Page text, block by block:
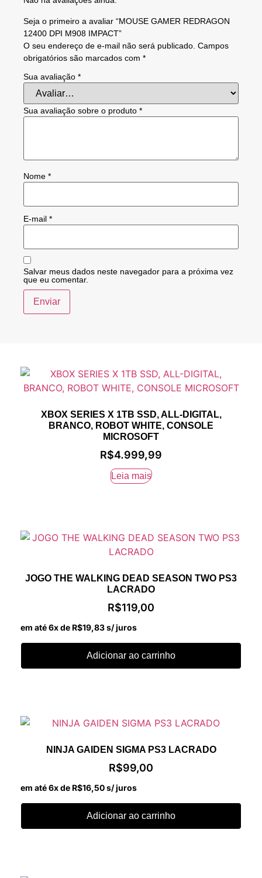
Seja o primeiro a avaliar “MOUSE GAMER REDRAGON
12400 DPI M908 IMPACT”
O seu endereço de e-mail não será publicado. Campos
obrigatórios são marcados com *
Sua avaliação *
Sua avaliação sobre o produto *
Nome *
E-mail *
Salvar meus dados neste navegador para a próxima vez
que eu comentar.
XBOX SERIES X 1TB SSD, ALL-DIGITAL,
BRANCO, ROBOT WHITE, CONSOLE
MICROSOFT
R$4.999,99
Leia mais
JOGO THE WALKING DEAD SEASON TWO PS3
LACRADO
R$119,00
em até 6x de R$19,83s/ juros
Adicionar ao carrinho
NINJA GAIDEN SIGMA PS3 LACRADO
R$99,00
em até 6x de R$16,50s/ juros
Adicionar ao carrinho